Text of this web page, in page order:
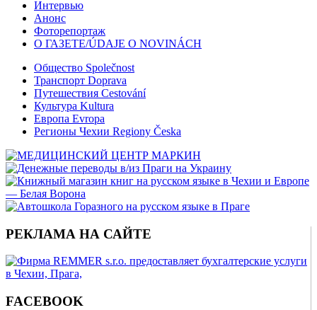
Интервью
Анонс
Фоторепортаж
О ГАЗЕТЕ/ÚDAJE O NOVINÁCH
Общество Společnost
Транспорт Doprava
Путешествия Cestování
Культура Kultura
Европа Evropa
Регионы Чехии Regiony Česka
РЕКЛАМА НА САЙТЕ
FACEBOOK